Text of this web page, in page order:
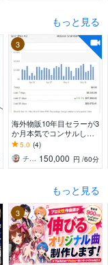
もっと見る
3
海外物販10年目セラーが3
か月本気でコンサルしま
す 独り立ちできるように
輸出入ビジネスを伴走サ
ポートいたします。
5.0 (4)
チビ太 eBay輸出コンサルティング 150,000 円 /60分
もっと見る
3